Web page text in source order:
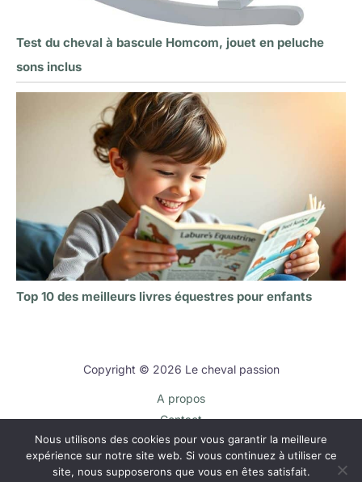
Test du cheval à bascule Homcom, jouet en peluche
sons inclus
Top 10 des meilleurs livres équestres pour enfants
Copyright © 2026 Le cheval passion
A propos
Contact
Plan du site
Mentions légales
Nous utilisons des cookies pour vous garantir la meilleure
expérience sur notre site web. Si vous continuez à utiliser ce
site, nous supposerons que vous en êtes satisfait.